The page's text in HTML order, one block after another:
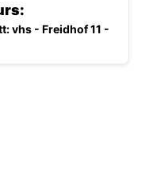
vhs - Freidhof 11 -